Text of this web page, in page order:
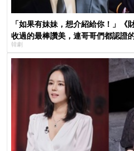
「如果有妹妹，想介紹給你！」《
收過的最棒讚美，連哥哥們都認證
韓劇